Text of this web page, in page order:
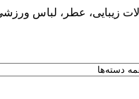
زیبایی، عطر، لباس